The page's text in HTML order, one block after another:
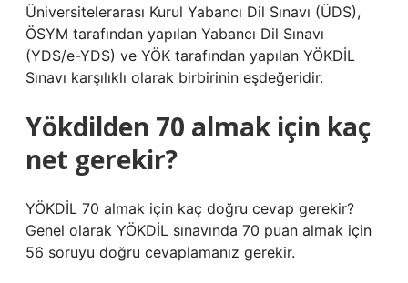
Üniversitelerarası Kurul Yabancı Dil Sınavı (ÜDS),
ÖSYM tarafından yapılan Yabancı Dil Sınavı
(YDS/e-YDS) ve YÖK tarafından yapılan YÖKDİL
Sınavı karşılıklı olarak birbirinin eşdeğeridir.
Yökdilden 70 almak için kaç
net gerekir?
YÖKDİL 70 almak için kaç doğru cevap gerekir?
Genel olarak YÖKDİL sınavında 70 puan almak için
56 soruyu doğru cevaplamanız gerekir.